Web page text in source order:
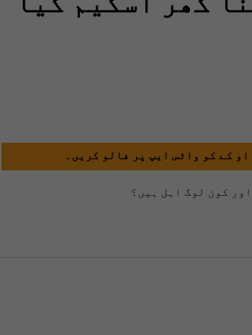
او کے کو واٹس ایپ پر فالو کریں۔
کون لوگ اہل ہیں؟